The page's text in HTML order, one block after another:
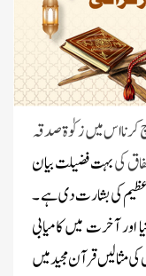
کرنا اس میں زکوٰۃ صدقہ
کیبہت فضیلت بیان
عظیم کی بشارت دی ہے ۔
آخرت میں کامیابی
مثالیں قرآن مجید میں